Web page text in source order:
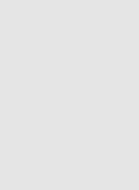
olan İsveç millisi
çıxıb. Digər rəqibimiz
keçərək yarışın 5-cisi
isə ilk onluqda
Millimiz çempionat boyu
sıralamada düz 10 ölkəni
turnir cədvəlində
kimi komandaları üstəliyə